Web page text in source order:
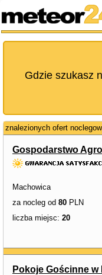
Gdzie szukasz
znalezionych ofert
Gospodarstwo
Machowica
za nocleg od 80 PLN
liczba miejsc: 20
Pokoje Gościnne